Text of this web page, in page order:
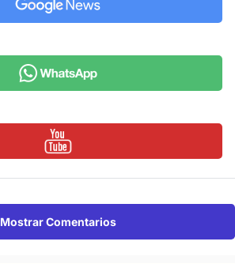
Mostrar Comentarios